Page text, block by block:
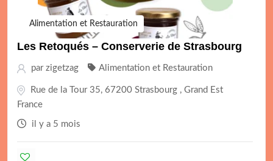
Alimentation et Restauration
Les Retoqués – Conserverie de Strasbourg
par zigetzag Alimentation et Restauration
Rue de la Tour 35, 67200 Strasbourg , Grand Est
France
il y a 5 mois